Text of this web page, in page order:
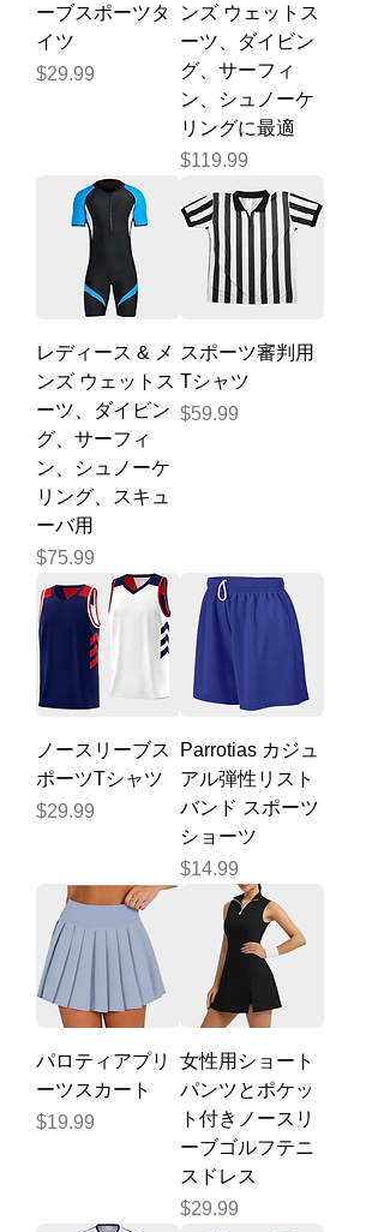
ーブスポーツタ
イツ
価格
$29.99
ンズ ウェットス
ーツ、ダイビン
グ、​​サーフィ
ン、シュノーケ
リングに最適
価格
$119.99
レディース & メ
ンズ ウェットス
ーツ、ダイビン
グ、​​サーフィ
ン、シュノーケ
リング、スキュ
ーバ用
価格
$75.99
スポーツ審判用
Tシャツ
価格
$59.99
ノースリーブス
ポーツTシャツ
価格
$29.99
Parrotias カジュ
アル弾性リスト
バンド スポーツ
ショーツ
価格
$14.99
パロティアプリ
ーツスカート
価格
$19.99
女性用ショート
パンツとポケッ
ト付きノースリ
ーブゴルフテニ
スドレス
価格
$29.99